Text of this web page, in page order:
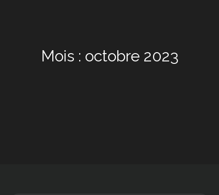
Mois : octobre 2023